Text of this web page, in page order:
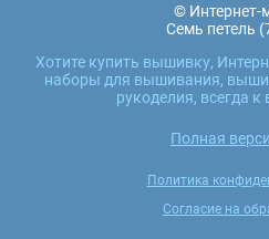
© Интернет-
Семь петель
Хотите купить вышивку,
наборы для вышивания,
рукоделия, всегда
Полная
Политика
Согласие на